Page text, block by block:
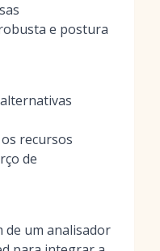
e postura
recursos
de
de um analisador